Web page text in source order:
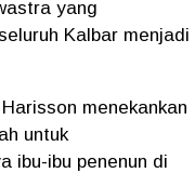
yang
Kalbar menjadi
menekankan
untuk
ibu-ibu penenun di